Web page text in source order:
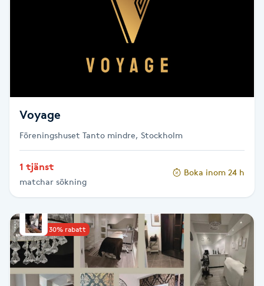
Restorative Yoga
Rosacea
Rosenmetoden
Ryggmassage
S
Samtalsterapi
Senioryoga
Voyage
Föreningshuset Tanto mindre, Stockholm
1 tjänst
matchar sökning
Boka inom 24 h
Upp till 30% rabatt